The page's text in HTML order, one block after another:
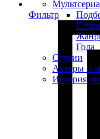
Года
Студии
Актеры и
История
Фильтр